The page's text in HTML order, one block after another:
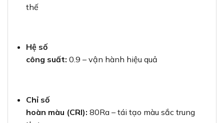
thế
Hệ số
công suất: 0.9 – vận hành hiệu quả
Chỉ số
hoàn màu (CRI): 80Ra – tái tạo màu sắc trung